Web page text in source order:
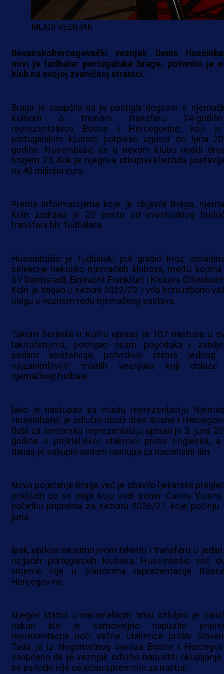
MLADI VEZNJAK
Bosanskohercegovački veznjak Denis
novi je fudbaler portugalske Brage, potvrdio je
klub na svojoj zvaničnoj stranici.
Braga je saopćila da je postigla dogovor s
Kolnom o trajnom transferu 24-
reprezentativca Bosne i Hercegovine, koji
portugalskim klubom potpisao ugovor do ljeta
godine. Huseinbašić će u novom klubu nositi
brojem 23, dok je njegova otkupna klauzula
na 40 miliona eura.
Prema informacijama koje je objavila Braga,
Koln zadržao je 20 posto od eventualnog
transfera bh. fudbalera.
Huseinbašić je fudbalski put gradio kroz
selekcije nekoliko njemačkih klubova, među
SV Darmstadt, Eintracht Frankfurt i Kickers
Koln je stigao u sezoni 2022/23. i vrlo brzo izborio
ulogu u veznom redu njemačkog sastava.
Tokom boravka u Kolnu upisao je 107 nastupa u
takmičenjima, postigao osam pogodaka i
sedam asistencija, potvrdivši status jednog
najzanimljivijih mladih veznjaka koji
njemačkog fudbala.
Iako je nastupao za mladu reprezentaciju
Huseinbašić je odlučio obući dres Bosne i
Debi za seniorsku reprezentaciju upisao je 3. juna
godine u prijateljskoj utakmici protiv Engleske, a
danas je sakupio sedam nastupa za nacionalni tim.
Novo pojačanje Brage već je obavilo ljekarske
priključit će se ekipi koju vodi trener Carlos
početku priprema za sezonu 2026/27, koje počinju
juna.
Ipak, uprkos nesumnjivom talentu i transferu u
najjačih portugalskih klubova, Huseinbašić već
vrijeme nije u planovima reprezentacije
Hercegovine.
Njegov status u nacionalnom timu ozbiljno je
nakon što je samovoljno napustio
reprezentacije uoči važne utakmice protiv
Tada je iz Nogometnog saveza Bosne i
saopćeno da je veznjak odlučio napustiti
se psihički nije osjećao spremnim za nastup.